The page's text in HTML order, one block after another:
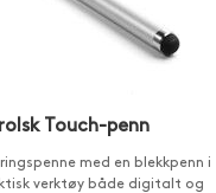
Touch-penn
med en blekkpenn i
verktøy både digitalt og